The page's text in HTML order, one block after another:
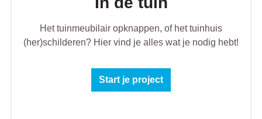
Het tuinmeubilair opknappen, of het tuinhuis
(her)schilderen? Hier vind je alles wat je nodig hebt!
Start je project